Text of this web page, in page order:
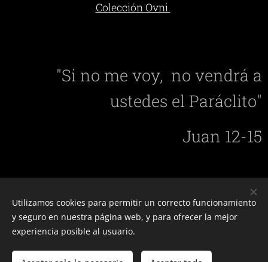
Colección Ovni
"Si no me voy, no vendrá a
ustedes el Paráclito"
Juan 12-15
Utilizamos cookies para permitir un correcto funcionamiento
y seguro en nuestra página web, y para ofrecer la mejor
experiencia posible al usuario.